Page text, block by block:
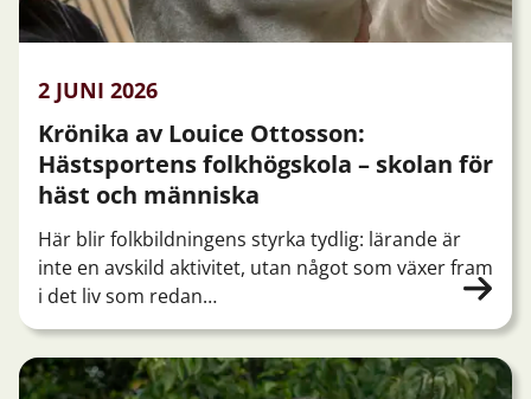
2 JUNI 2026
Krönika av Louice Ottosson:
Hästsportens folkhögskola – skolan för
häst och människa
Här blir folkbildningens styrka tydlig: lärande är
inte en avskild aktivitet, utan något som växer fram
i det liv som redan…